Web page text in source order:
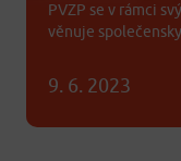
PVZP se v rámci
věnuje
9. 6. 2023